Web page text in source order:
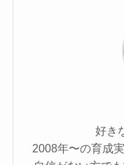
好き
2008年〜の育成